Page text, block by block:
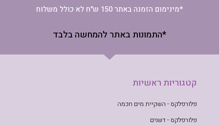
*מינימום הזמנה באתר 150 ש"ח לא כולל משלוח
*התמונות באתר להמחשה בלבד
קטגוריות ראשיות
פלורפלקס - השקיית מים חכמה
פלורפלקס - דשנים